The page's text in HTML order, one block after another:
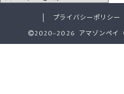
プライバシーポリシー
2020–2026 アマゾンペイ